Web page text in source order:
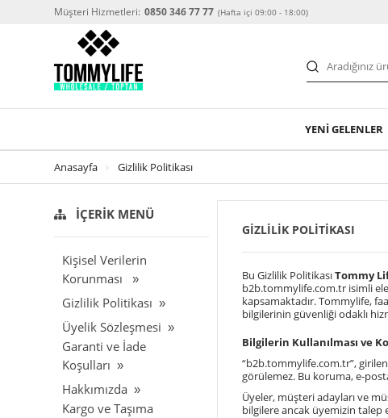
Müşteri Hizmetleri: 0850 346 77 77 (Hafta içi 09:00 - 18:00)
YENİ GELENLER
Anasayfa Gizlilik Politikası
İÇERIK MENÜ
Kişisel Verilerin
Korunması
Gizlilik Politikası
Üyelik Sözleşmesi
Garanti ve İade
Koşulları
Hakkımızda
Kargo ve Taşıma
GIZLILIK POLITIKASI
Bu Gizlilik PolitikasıTommy
b2b.tommylife.com.tr isimli
kapsamaktadır. Tommylife,
bilgilerinin güvenliği odaklı
Bilgilerin Kullanılması ve
“b2b.tommylife.com.tr”,
görülemez. Bu koruma, e-
Üyeler, müşteri adayları ve
bilgilere ancak üyemizin talep